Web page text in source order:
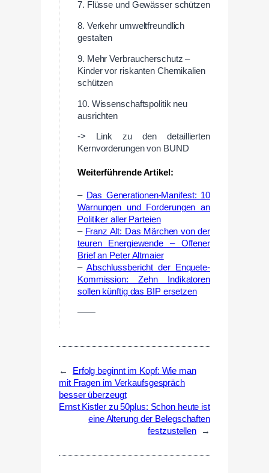
7. Flüsse und Gewässer schützen
8. Verkehr umweltfreundlich
gestalten
9. Mehr Verbraucherschutz –
Kinder vor riskanten Chemikalien
schützen
10. Wissenschaftspolitik neu
ausrichten
-> Link zu den detaillierten
Kernvorderungen von BUND
Weiterführende Artikel:
– Das Generationen-Manifest: 10
Warnungen und Forderungen an
Politiker aller Parteien
– Franz Alt: Das Märchen von der
teuren Energiewende – Offener
Brief an Peter Altmaier
– Abschlussbericht der Enquete-
Kommission: Zehn Indikatoren
sollen künftig das BIP ersetzen
——
←
Erfolg beginnt im Kopf: Wie man
mit Fragen im Verkaufsgespräch
besser überzeugt
Ernst Kistler zu 50plus: Schon heute ist
eine Alterung der Belegschaften
festzustellen
→